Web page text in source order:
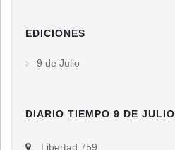
EDICIONES
9 de Julio
DIARIO TIEMPO 9 DE JULIO
Libertad 759